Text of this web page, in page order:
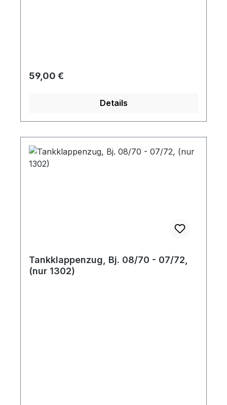
Regulärer Preis:
59,00 €
Details
Tankklappenzug, Bj. 08/70 - 07/72,
(nur 1302)